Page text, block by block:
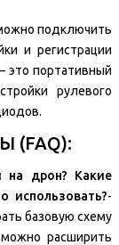
подключить
и регистрации
это портативный
рулевого
(FAQ):
на дрон? Какие
использовать?-
базовую схему
расширить